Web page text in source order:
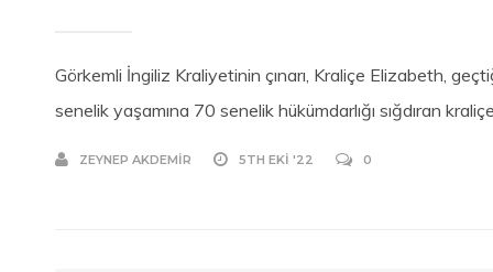
Görkemli İngiliz Kraliyetinin çınarı, Kraliçe Elizabeth,
senelik yaşamına 70 senelik hükümdarlığı sığdıran
ZEYNEP AKDEMIR 5TH EKI '22 0